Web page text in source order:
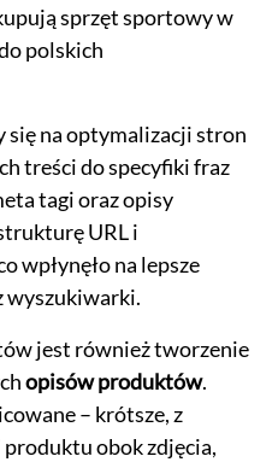
sprzęt sportowy w
polskich
się na optymalizacji stron
treści do specyfiki fraz
tagi oraz opisy
URL i
wpłynęło na lepsze
wyszukiwarki.
jest również tworzenie
opisów produktów.
– krótsze, z
obok zdjęcia,